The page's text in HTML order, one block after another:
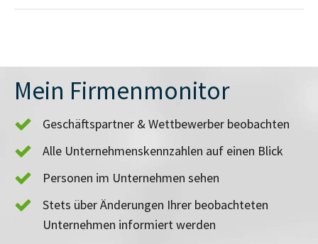
Mein Firmenmonitor
Geschäftspartner & Wettbewerber beobachten
Alle Unternehmenskennzahlen auf einen Blick
Personen im Unternehmen sehen
Stets über Änderungen Ihrer beobachteten
Unternehmen informiert werden